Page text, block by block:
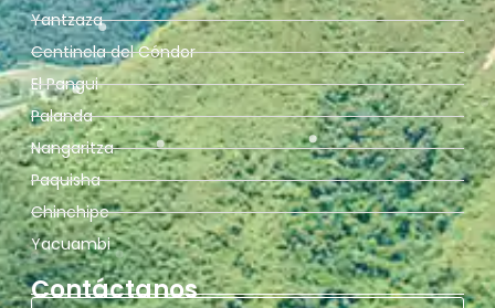
Yantzaza
Centinela del Cóndor
El Pangui
Palanda
Nangaritza
Paquisha
Chinchipe
Yacuambi
Contáctanos